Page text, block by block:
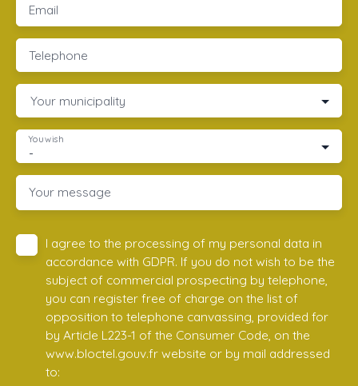
Email
Telephone
Your municipality
-
You wish
Your message
I agree to the processing of my personal data in
accordance with GDPR. If you do not wish to be the
subject of commercial prospecting by telephone,
you can register free of charge on the list of
opposition to telephone canvassing, provided for
by Article L223-1 of the Consumer Code, on the
www.bloctel.gouv.fr website or by mail addressed
to: